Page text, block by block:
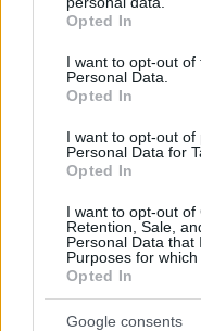
grant or deny consent
use your data for
consent section.
Opted In
I want to opt-out of
Personal Data.
Opted In
I want to opt-out of
Personal Data for
Opted In
I want to opt-out of
Retention, Sale,
Personal Data that
Purposes for which
Opted In
Google consents